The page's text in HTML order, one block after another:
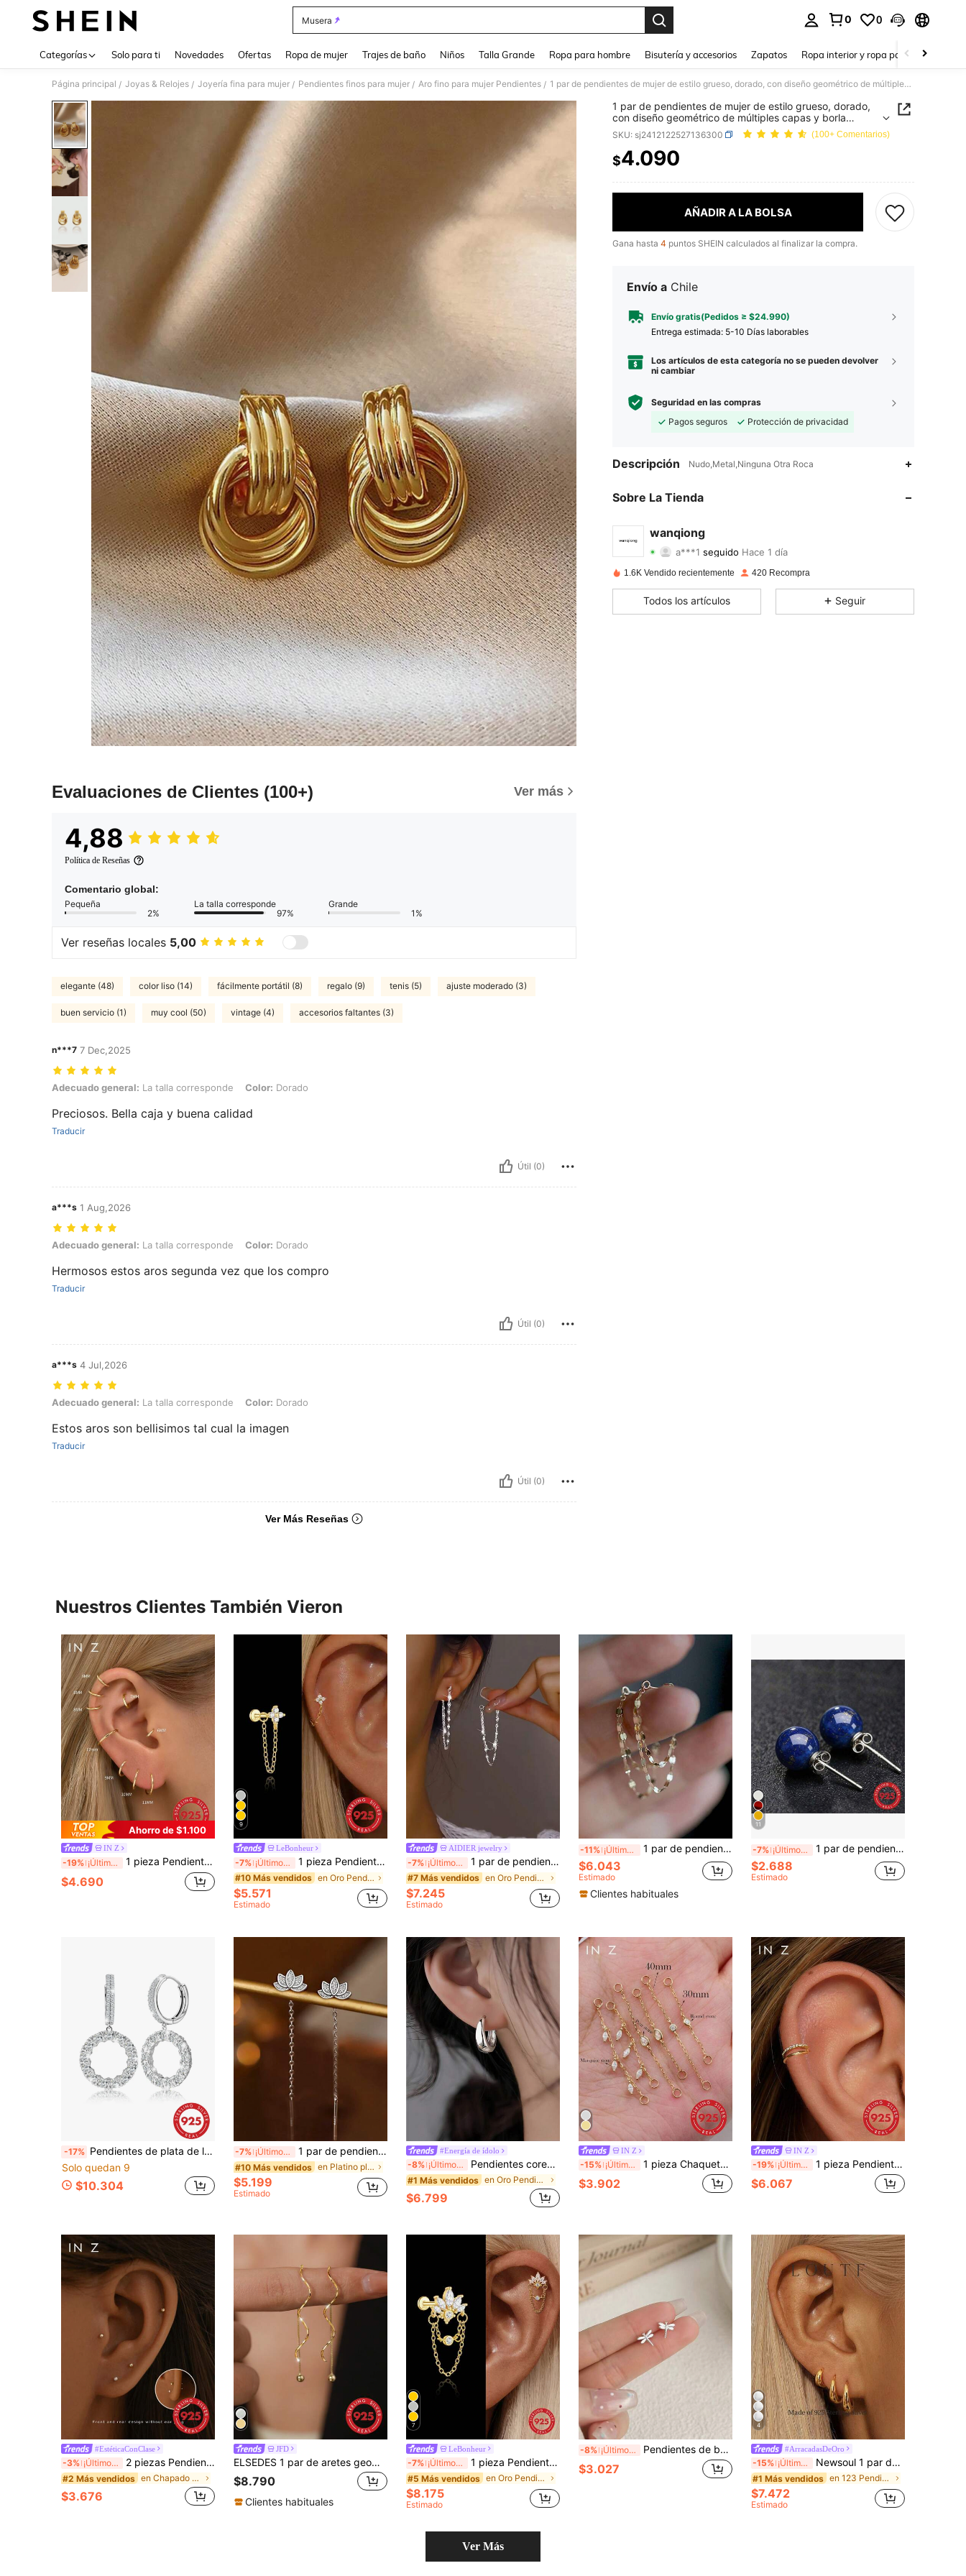
Musera
0 0
Categorías Solo para ti Novedades Ofertas Ropa de mujer Trajes de baño Niños Talla Grande Ropa para hombre Bisutería y accesorios Zapatos Ropa interior y ropa para dormir
Página principal / Joyas & Relojes / Joyería fina para mujer / Pendientes finos para mujer / Aro fino para mujer Pendientes / 1 par de pendientes de mujer de estilo grueso, dorado, con diseño geométrico de múltiples capas y borla colgante, de estilo europeo y americano de moda
Evaluaciones de Clientes (100+) Ver más
4,88
Política de Reseñas
Comentario global:
Pequeña
2%
La talla corresponde
97%
Grande
1%
Ver reseñas locales 5,00
elegante (48) color liso (14) fácilmente portátil (8) regalo (9) tenis (5) ajuste moderado (3)
buen servicio (1) muy cool (50) vintage (4) accesorios faltantes (3)
n***7 7 Dec,2025
Adecuado general: La talla corresponde, Color: Dorado
Adecuado general: La talla corresponde Color: Dorado
Preciosos. Bella caja y buena calidad
Traducir
Útil (0)
a***s 1 Aug,2026
Adecuado general: La talla corresponde, Color: Dorado
Adecuado general: La talla corresponde Color: Dorado
Hermosos estos aros segunda vez que los compro
Traducir
Útil (0)
a***s 4 Jul,2026
Adecuado general: La talla corresponde, Color: Dorado
Adecuado general: La talla corresponde Color: Dorado
Estos aros son bellisimos tal cual la imagen
Traducir
Útil (0)
Ver Más Reseñas
1 par de pendientes de mujer de estilo grueso, dorado,
con diseño geométrico de múltiples capas y borla
colgante, de estilo europeo y americano de moda
SKU: sj2412122527136300 (100+ Comentarios)
PRICE AND AVAILABILITY
$4.090
AÑADIR A LA BOLSA
Gana hasta 4 puntos SHEIN calculados al finalizar la compra.
Envío a Chile
Envío gratis(Pedidos ≥ $24.990)
Entrega estimada: 5-10 Días laborables
Los artículos de esta categoría no se pueden devolver
ni cambiar
Seguridad en las compras
Pagos seguros
Protección de privacidad
Descripción Nudo,Metal,Ninguna Otra Roca
Sobre La Tienda
wanqiong
a***1seguido
4,90 Calificación 5 Artículos
4,90 5 584
1.6K Vendido recientemente 420 Recompra
Todos los artículos Seguir
Nuestros Clientes También Vieron
Ahorro de $1.100
IN Z
-19% ¡Últimos 3 días 1 pieza Pendiente de aro de plata de ley 925 de 16g - Aro para cartílago, aro para hélice, anillo para la nariz, anillo para el septo nasal, pendiente de clicker sin costura, pendiente de aro mini, aro para trago, aro para cartílago, aro para perforación de hélice, pendiente de cartílago de plata sin costura, adecuado para uso diario para hombres y mujeres (6-12mm), material de plata pura suave, por favor manejar con cuidado.
$4.690
9
LeBonheur
-7% ¡Últimos 3 días 1 pieza Pendientes de botón de plata de ley 925 con borla para mujer, pendientes clásicos para cartílago/hélix/trago, espalda plana, adecuados para uso diario y fiestas, joyería exquisita
#10 Más vendidos en Oro Pendientes Finos
$5.571
Estimado
AIDIER jewelry
-7% ¡Últimos 3 días 1 par de pendientes de cadena con borlas de doble capa asimétrica de plata de ley 925, minimalistas y únicos, brillantes y elegantes, versátiles, adecuados para uso diario casual para mujeres
#7 Más vendidos en Oro Pendientes colgantes finos
$7.245
Estimado
-11% ¡Últimos 3 días 1 par de pendientes elegantes de plata de ley 925 con dos capas y flecos en forma de círculo, un regalo de joyería elegante para mujeres, fiestas, ir al trabajo, amigos y parejas
$6.043
Estimado
Clientes habituales
11
-7% ¡Últimos 3 días 1 par de pendientes de botón minimalistas de plata pura y aguamarina, joyería de aguamarina natural, elegante y pequeña para mujeres, plata de ley 925 hipoalergénica, regalo de cumpleaños para novia/mejor amiga, mini pendientes estilo francés, adecuados para ir al trabajo, citas, vacaciones
$2.688
Estimado
-17% Pendientes de plata de ley S925 original, exquisitos y únicos con colgante de círculo geométrico para mujer, incrustados con circonita cúbica sintética brillante, elegantes y de moda, adecuados para uso diario, hermoso regalo de joyería para mujer, empaque anti-oxidación
Solo quedan 9
$10.304
-7% ¡Últimos 3 días 1 par de pendientes colgantes de moda para mujer, adecuados para pendientes de borla larga de loto, elegantes y a la moda, color plata S925, adecuados para uso diario, banquete, fiesta, celebración, regalo de vacaciones, todas las estaciones
#10 Más vendidos en Platino plateado Pendientes colgantes finos
$5.199
Estimado
#Energía de ídolo
-8% ¡Últimos 3 días Pendientes coreanos de aro geométrico de plata de ley, joyas elegantes, exquisitas, calientes y sexis como regalo
#1 Más vendidos en Oro Pendientes De Aro Finos
$6.799
IN Z
-15% ¡Últimos 3 días 1 pieza Chaqueta de pendiente de cadena de plata de ley 925 con colgante de borla, conector convertible de pendiente de cadena, adecuado para mujeres, niñas y hombres para uso diario y de fiesta
$3.902
IN Z
-19% ¡Últimos 3 días 1 pieza Pendiente de aro doble en espiral de plata de ley 925 de 16G - Elegante joyería de perforación - Pendiente de aro con bisagra para cartílago, hélice, pendiente, anillo de septum nasal, aro de trago, pendiente de oreja, anillo de nariz con bisagra, unisex, apto para uso diario
$6.067
#EstéticaConClase
-3% ¡Últimos 3 días 2 piezas Pendientes de plata de ley 925, pendientes de color dorado para mujeres, se pueden usar para dormir sin quitarlos, set de pendientes hipoalergénicos
#2 Más vendidos en Chapado en oro de 14K Pendientes finos para muj
$3.676
JFD
ELSEDES 1 par de aretes geométricos hechos a mano de plata pura 925 con estilo dorado, que muestran un elegante, adecuados para uso diario, fiestas y aniversarios de las mujeres
$8.790
Clientes habituales
7
LeBonheur
-7% ¡Últimos 3 días 1 pieza Pendientes de borla con de plata de ley 925, pendientes de botón de espalda plana, joyería fina para uso diario y fiestas de boda y compromiso
#5 Más vendidos en Oro Pendientes colgantes finos
$8.175
Estimado
-8% ¡Últimos 3 días Pendientes de botón de libélula de plata de ley 925, pendientes de insecto adecuados para el uso diario de las mujeres, regalo para la madre, la novia, Pascua, Día de San Valentín
$3.027
4
#ArracadasDeOro
-15% ¡Últimos 3 días Newsoul 1 par de pendientes de aro minimalistas de moda, joyería de plata de ley 925, regalo para fiesta, joyería exquisita para mujeres
#1 Más vendidos en 123 Pendientes Finos
$7.472
Estimado
Ver Más